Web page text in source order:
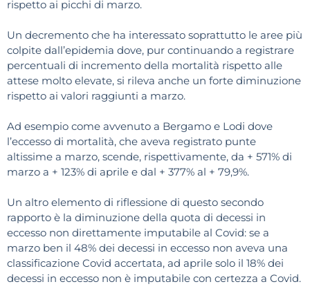
rispetto ai picchi di marzo.
Un decremento che ha interessato soprattutto le aree più
colpite dall’epidemia dove, pur continuando a registrare
percentuali di incremento della mortalità rispetto alle
attese molto elevate, si rileva anche un forte diminuzione
rispetto ai valori raggiunti a marzo.
Ad esempio come avvenuto a Bergamo e Lodi dove
l’eccesso di mortalità, che aveva registrato punte
altissime a marzo, scende, rispettivamente, da + 571% di
marzo a + 123% di aprile e dal + 377% al + 79,9%.
Un altro elemento di riflessione di questo secondo
rapporto è la diminuzione della quota di decessi in
eccesso non direttamente imputabile al Covid: se a
marzo ben il 48% dei decessi in eccesso non aveva una
classificazione Covid accertata, ad aprile solo il 18% dei
decessi in eccesso non è imputabile con certezza a Covid.